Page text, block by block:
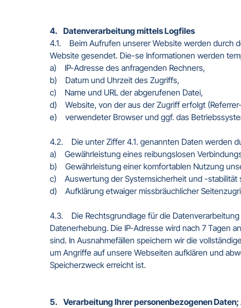
4.    Datenverarbeitung mittels Logfiles
4.1.    Beim Aufrufen unserer Website werden durch
Website gesendet. Die-se Informationen werden
a)    IP-Adresse des anfragenden Rechners,
b)    Datum und Uhrzeit des Zugriffs,
c)    Name und URL der abgerufenen Datei,
d)    Website, von der aus der Zugriff erfolgt
e)    verwendeter Browser und ggf. das
4.2.    Die unter Ziffer 4.1. genannten Daten werden
a)    Gewährleistung eines reibungslosen
b)    Gewährleistung einer komfortablen Nutzung
c)    Auswertung der Systemsicherheit und -stabilität
d)    Aufklärung etwaiger missbräuchlicher
4.3.    Die Rechtsgrundlage für die
Datenerhebung. Die IP-Adresse wird nach 7 Tagen
sind. In Ausnahmefällen speichern wir die
um Angriffe auf unsere Webseiten aufklären und
Speicherzweck erreicht ist.
5.    Verarbeitung Ihrer personenbezogenen